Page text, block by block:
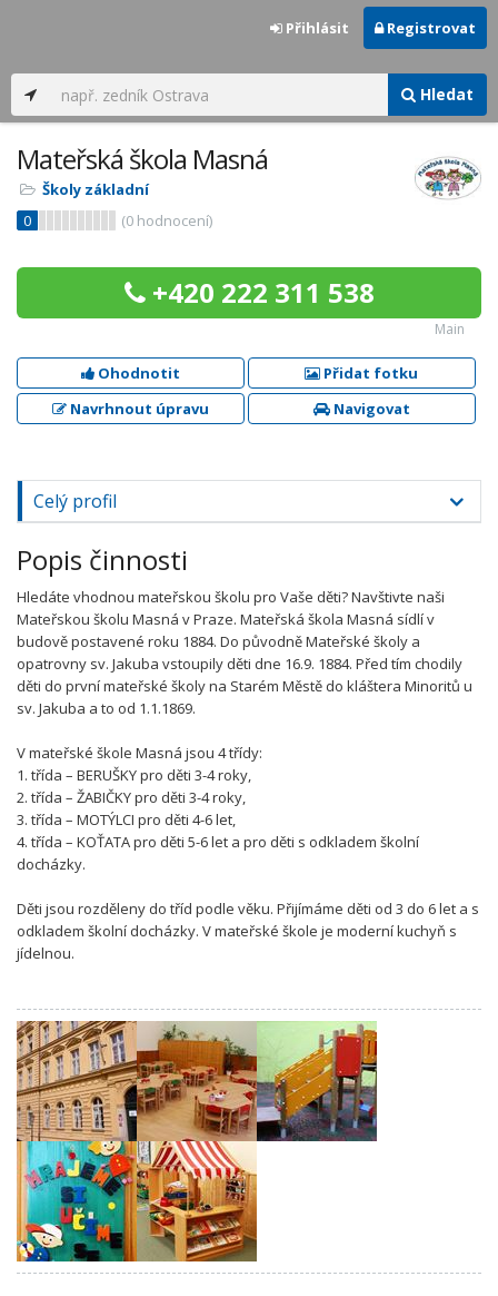
Hledat
Přihlásit Registrovat
Mateřská škola Masná
Školy základní
0
(0 hodnocení)
+420 222 311 538
Main
Ohodnotit
Přidat fotku
Navrhnout úpravu
Navigovat
Celý profil
Popis činnosti
Hledáte vhodnou mateřskou školu pro Vaše děti? Navštivte naši
Mateřskou školu Masná v Praze. Mateřská škola Masná sídlí v
budově postavené roku 1884. Do původně Mateřské školy a
opatrovny sv. Jakuba vstoupily děti dne 16.9. 1884. Před tím chodily
děti do první mateřské školy na Starém Městě do kláštera Minoritů u
sv. Jakuba a to od 1.1.1869.
V mateřské škole Masná jsou 4 třídy:
1. třída – BERUŠKY pro děti 3-4 roky,
2. třída – ŽABIČKY pro děti 3-4 roky,
3. třída – MOTÝLCI pro děti 4-6 let,
4. třída – KOŤATA pro děti 5-6 let a pro děti s odkladem školní
docházky.
Děti jsou rozděleny do tříd podle věku. Přijímáme děti od 3 do 6 let a s
odkladem školní docházky. V mateřské škole je moderní kuchyň s
jídelnou.